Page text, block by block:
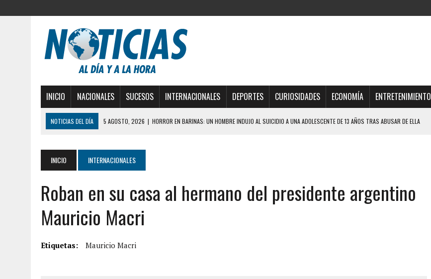
INICIO NACIONALES SUCESOS INTERNACIONALES DEPORTES CURIOSIDADES ECONOMÍA ENTRETENIMIENTO
NOTICIAS DEL DÍA 5 AGOSTO, 2026 | HORROR EN BARINAS: UN HOMBRE INDUJO AL SUICIDIO A UNA ADOLESCENTE DE 13 AÑOS TRAS ABUSAR DE ELLA
3 AGOSTO, 2026 | YARACUY: INTENTÓ DESCONECTAR SU NEVERA MIENTRAS LA CASA SE INUNDABA
2 AGOSTO, 2026
AYUDABA A PERSONAS EN SITUACIÓN DE CALLE Y MURIÓ A MANOS DE VARIOS DE ELLOS EN MATURÍN
2 AGOSTO, 2026
COLAPSÓ TECHO DE UNA VIVIENDA EN EL CENTRO DE CARACAS CON MÁS DE 20 PERSONAS ADENTRO
2 AGOSTO, 2026
|
FALCÓN: MUJER ATACÓ CON UN CUCHILLO A SUS HIJOS, UNO PERDIÓ LA VIDA
6 AGOSTO, 2026
INICIO INTERNACIONALES
Roban en su casa al hermano del presidente argentino
Mauricio Macri
Etiquetas: Mauricio Macri